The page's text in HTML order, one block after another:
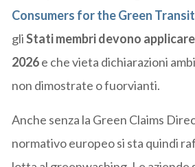
Consumers for the Green
gliStati membri devono
2026e che vieta dichiarazioni
non dimostrate o fuorvianti.
Anche senza la Green Claims
normativo europeo si sta quindi